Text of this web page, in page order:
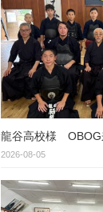
龍谷高校様 OBOG
2026-08-05